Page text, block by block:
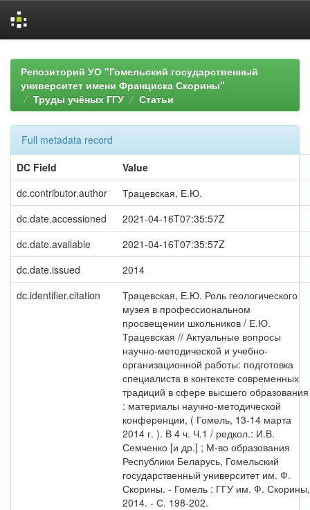
navigationРепозиторий УО "Гомельский государственный
университет имени Франциска Скорины"
Труды учёных ГГУ
Статьи
Full metadata record
DC Field
Value
dc.contributor.author
Трацевская, Е.Ю.
dc.date.accessioned
2021-04-16T07:35:57Z
dc.date.available
2021-04-16T07:35:57Z
dc.date.issued
2014
dc.identifier.citation
Трацевская, Е.Ю. Роль геологического
музея в профессиональном
просвещении школьников / Е.Ю.
Трацевская // Актуальные вопросы
научно-методической и учебно-
организационной работы: подготовка
специалиста в контексте современных
традиций в сфере высшего образования
: материалы научно-методической
конференции, ( Гомель, 13-14 марта
2014 г. ). В 4 ч. Ч.1 / редкол.: И.В.
Семченко [и др.] ; М-во образования
Республики Беларусь, Гомельский
государственный университет им. Ф.
Скорины. - Гомель : ГГУ им. Ф. Скорины,
2014. - С. 198-202.